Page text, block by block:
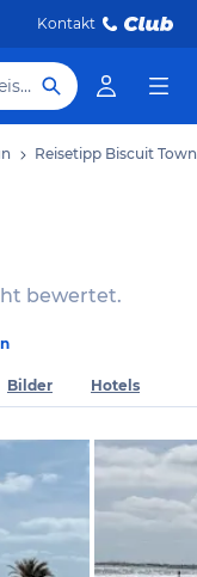
Kontakt
Hotel, Reiseziel
Reisetipp Biscuit Town
bewertet.
Bilder Hotels